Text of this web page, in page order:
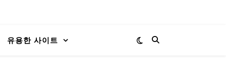
유용한 사이트